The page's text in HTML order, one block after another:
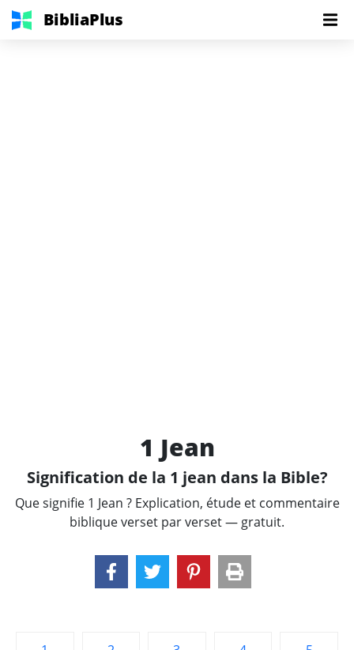
BibliaPlus
1 Jean
Signification de la 1 jean dans la Bible?
Que signifie 1 Jean ? Explication, étude et commentaire
biblique verset par verset — gratuit.